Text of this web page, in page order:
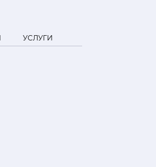
УСЛУГИ